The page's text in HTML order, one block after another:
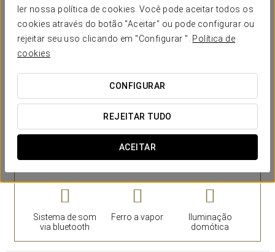
ler nossa política de cookies. Você pode aceitar todos os
cookies através do botão "Aceitar" ou pode configurar ou
rejeitar seu uso clicando em "Configurar ". Política de
cookies
CONFIGURAR
REJEITAR TUDO
ACEITAR
Os tons azuis inspirados nosazulejos portuguesesinundam
os quartos, misturados com toques de cores vivas, tornando
estas divisões em espaços únicos com uma estética refinada.
Cada quarto possui também serviços exclusivos, como o
momento.
SERVIÇOS EM DESTAQUE
Sistema de som
via bluetooth
Ferro a vapor
Iluminação
domótica